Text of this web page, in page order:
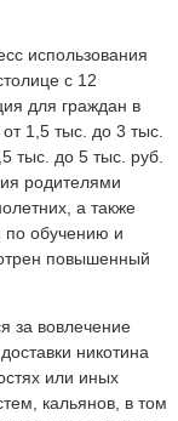
использования
с 12
для граждан в
1,5 тыс. до 3 тыс.
тыс. до 5 тыс. руб.
родителями
а также
по обучению и
повышенный
за вовлечение
никотина
или иных
кальянов, в том